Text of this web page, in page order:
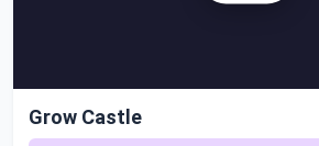
Grow Castle